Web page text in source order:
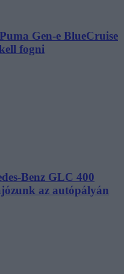
Gen-e BlueCruise
fogni
Benz GLC 400
az autópályán